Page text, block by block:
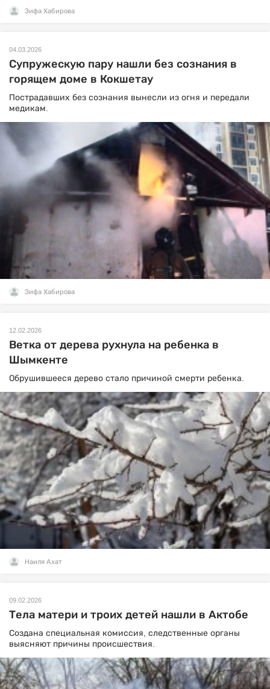
Зифа Хабирова
04.03.2026
Супружескую пару нашли без сознания в
горящем доме в Кокшетау
Пострадавших без сознания вынесли из огня и передали
медикам.
Зифа Хабирова
12.02.2026
Ветка от дерева рухнула на ребенка в
Шымкенте
Обрушившееся дерево стало причиной смерти ребенка.
Наиля Ахат
09.02.2026
Тела матери и троих детей нашли в Актобе
Создана специальная комиссия, следственные органы
выясняют причины происшествия.